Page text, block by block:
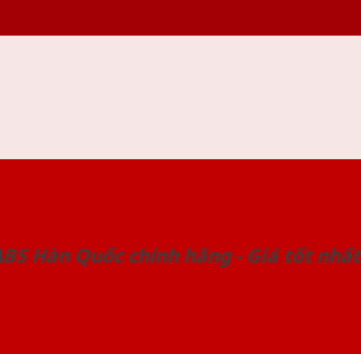
Hàn Quốc chính hãng - Giá tốt nhất